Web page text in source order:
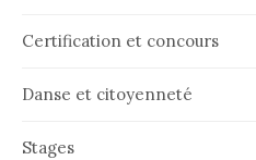
e
s
Certification et concours
Danse et citoyenneté
Stages